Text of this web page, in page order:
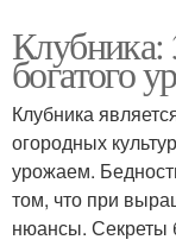
Клубника:
богатого
Клубника
огородных
урожаем.
том, что при
нюансы. Секреты